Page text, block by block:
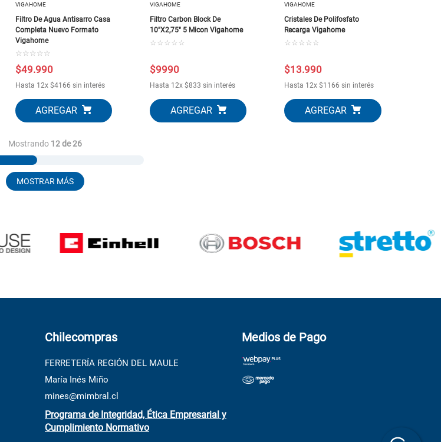
VIGAHOME
Filtro De Agua Antisarro Casa
Completa Nuevo Formato
Vigahome
☆ ☆ ☆ ☆ ☆
$49.990
Hasta 12x $4166 sin interés
VIGAHOME
Filtro Carbon Block De
10"X2,75" 5 Micon Vigahome
☆ ☆ ☆ ☆ ☆
$9990
Hasta 12x $833 sin interés
VIGAHOME
Cristales De Polifosfato
Recarga Vigahome
☆ ☆ ☆ ☆ ☆
$13.990
Hasta 12x$1166 sin interés
Mostrando 12 de 26
MOSTRAR MÁS
Chilecompras
FERRETERÍA REGIÓN DEL MAULE
María Inés Miño
mines@mimbral.cl
Programa de Integridad, Ética Empresarial y
Cumplimiento Normativo
Medios de Pago